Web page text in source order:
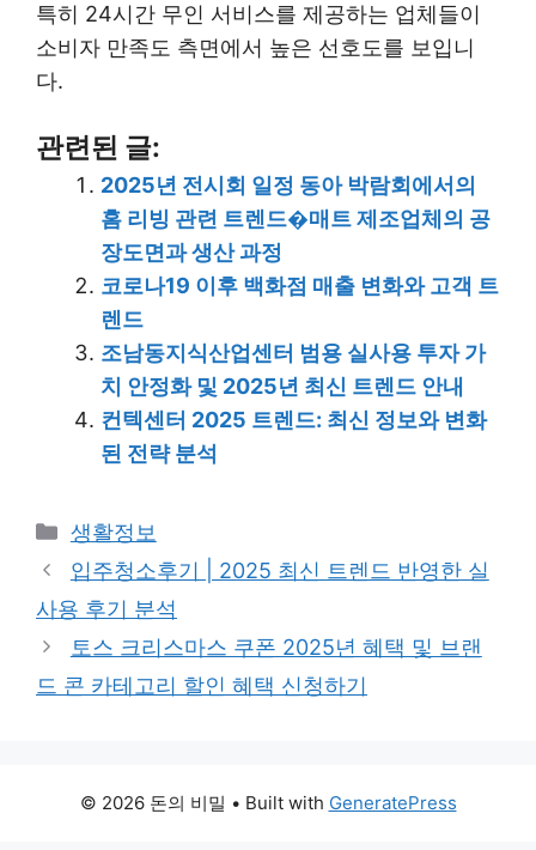
특히 24시간 무인 서비스를 제공하는 업체들이
소비자 만족도 측면에서 높은 선호도를 보입니
다.
관련된 글:
2025년 전시회 일정 동아 박람회에서의
홈 리빙 관련 트렌드�매트 제조업체의 공
장도면과 생산 과정
코로나19 이후 백화점 매출 변화와 고객 트
렌드
조남동지식산업센터 범용 실사용 투자 가
치 안정화 및 2025년 최신 트렌드 안내
컨텍센터 2025 트렌드: 최신 정보와 변화
된 전략 분석
Categories
생활정보
입주청소후기 | 2025 최신 트렌드 반영한 실
사용 후기 분석
토스 크리스마스 쿠폰 2025년 혜택 및 브랜
드 콘 카테고리 할인 혜택 신청하기
© 2026 돈의 비밀 • Built with GeneratePress